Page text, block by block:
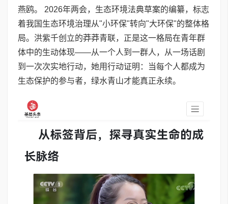
燕鸥。 2026年两会，生态环境法典草案的编纂，标志
着我国生态环境治理从"小环保"转向"大环保"的整体格
局。洪紫千创立的莽莽青联，正是这一格局在青年群
体中的生动体现——从一个人到一群人，从一场话剧
到一次次实地行动，她用行动证明：当每个人都成为
生态保护的参与者，绿水青山才能真正永续。